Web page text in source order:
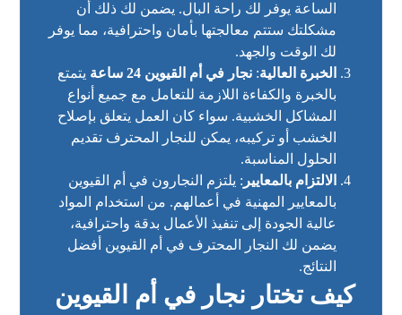
الساعة يوفر لك راحة البال. يضمن لك ذلك أن
مشكلتك ستتم معالجتها بأمان واحترافية، مما يوفر
لك الوقت والجهد.
الخبرة العالية:نجار في أم القيوين 24 ساعة
يتمتع
بالخبرة والكفاءة اللازمة للتعامل مع جميع أنواع
المشاكل الخشبية. سواء كان العمل يتعلق بإصلاح
الخشب أو تركيبه، يمكن للنجار المحترف تقديم
الحلول المناسبة.
الالتزام بالمعايير : يلتزم النجارون في أم القيوين
بالمعايير المهنية في أعمالهم. من استخدام المواد
عالية الجودة إلى تنفيذ الأعمال بدقة واحترافية،
يضمن لك النجار المحترف في أم القيوين أفضل
النتائج.
كيف تختار نجار في أم القيوين